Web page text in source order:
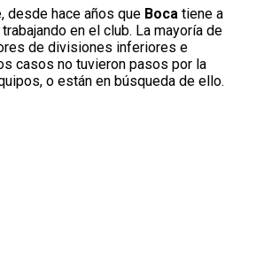
desde hace años que Bocatiene a
en el club. La mayoría de
de divisiones inferiores e
casos no tuvieron pasos por la
o están en búsqueda de ello.